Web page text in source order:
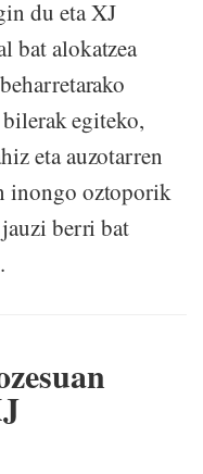
du eta XJ
bat alokatzea
egiteko,
eta auzotarren
inongo oztoporik
berri bat